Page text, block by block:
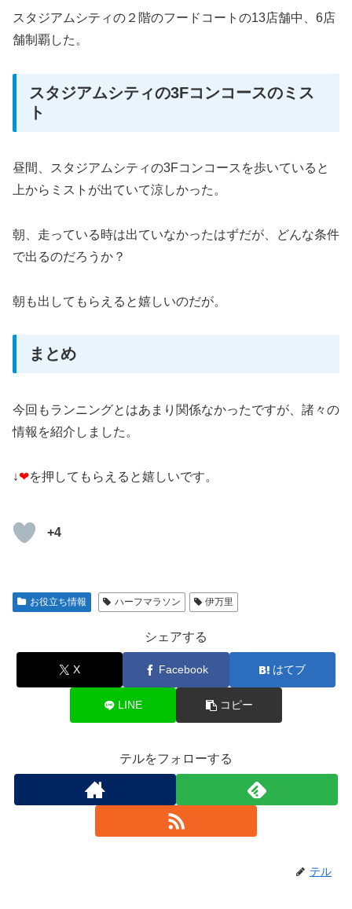
スタジアムシティの２階のフードコートの13店舗中、6店
舗制覇した。
スタジアムシティの3Fコンコースのミス
ト
昼間、スタジアムシティの3Fコンコースを歩いていると
上からミストが出ていて涼しかった。
朝、走っている時は出ていなかったはずだが、どんな条件
で出るのだろうか？
朝も出してもらえると嬉しいのだが。
まとめ
今回もランニングとはあまり関係なかったですが、諸々の
情報を紹介しました。
↓❤を押してもらえると嬉しいです。
+4
お役立ち情報 ハーフマラソン 伊万里
シェアする
X Facebook はてブ
LINE コピー
テルをフォローする
テル